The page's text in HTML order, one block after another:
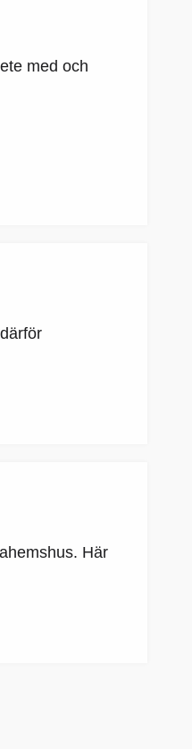
med och
Här